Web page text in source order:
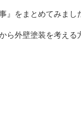
』をまとめてみまし
外壁塗装を考える